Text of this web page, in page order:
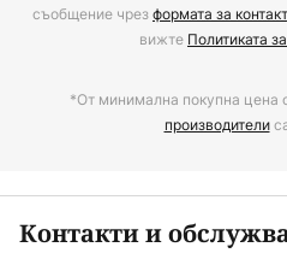
съобщение чрезформата за контакт
вижте Политиката
*От минимална покупна цена
производители
Контакти и